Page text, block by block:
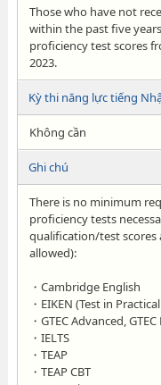
Those who have not
within the past five
proficiency test scores
2023.
Kỳ thi năng lực tiếng
Không cần
Ghi chú
There is no minimum
proficiency tests
qualification/test scores
allowed):
・Cambridge English
・EIKEN (Test in
・GTEC Advanced,
・IELTS
・TEAP
・TEAP CBT